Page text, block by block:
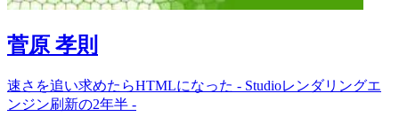
菅原 孝則
速さを追い求めたらHTMLになった - Studioレンダリングエ
ンジン刷新の2年半 -